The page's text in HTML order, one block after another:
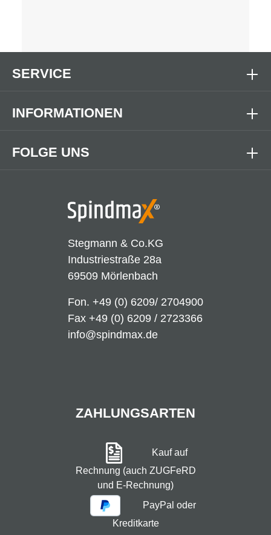
Stegmann & Co.KG
Industriestraße 28a
69509 Mörlenbach
Fon. +49 (0) 6209/ 2704900
Fax +49 (0) 6209 / 2723366
info@spindmax.de
FOLGE UNS
SERVICE
INFORMATIONEN
ZAHLUNGSARTEN
Kauf auf
Rechnung (auch ZUGFeRD
und E-Rechnung)
PayPal oder
Kreditkarte